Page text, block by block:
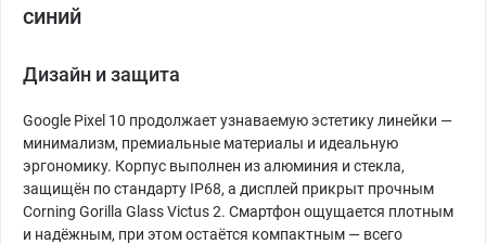
синий
Дизайн и защита
Google Pixel 10 продолжает узнаваемую эстетику линейки —
минимализм, премиальные материалы и идеальную
эргономику. Корпус выполнен из алюминия и стекла,
защищён по стандарту IP68, а дисплей прикрыт прочным
Corning Gorilla Glass Victus 2. Смартфон ощущается плотным
и надёжным, при этом остаётся компактным — всего